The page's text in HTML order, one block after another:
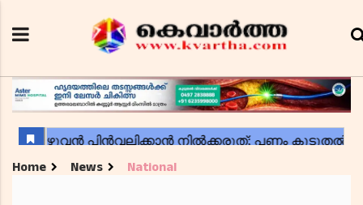
Home News National